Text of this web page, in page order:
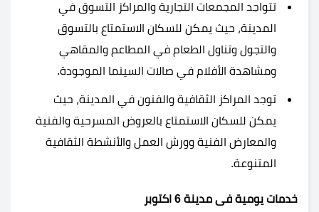
تتواجد المجمعات التجارية والمراكز التسوق في
المدينة، حيث يمكن للسكان الاستمتاع بالتسوق
والتجول وتناول الطعام في المطاعم والمقاهي
ومشاهدة الأفلام في صالات السينما الموجودة.
توجد المراكز الثقافية والفنون في المدينة، حيث
يمكن للسكان الاستمتاع بالعروض المسرحية والفنية
والمعارض الفنية وورش العمل والأنشطة الثقافية
المتنوعة.
خدمات يومية فى مدينة 6 اكتوبر